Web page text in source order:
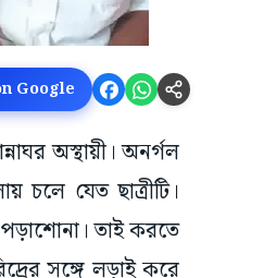
Google
অস্থায়ী। অনর্গল
চলে যেত ছাত্রীটি।
তাই করতে
সঙ্গে লড়াই করে